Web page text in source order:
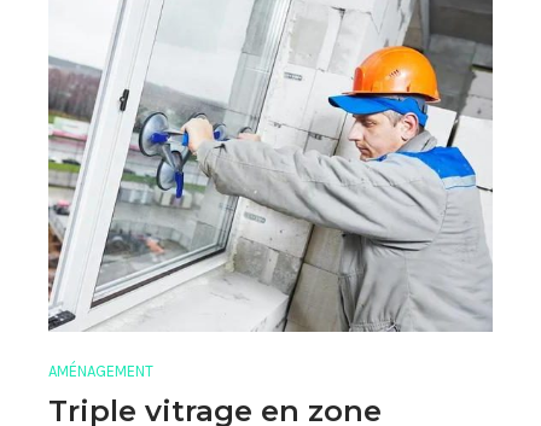
AMÉNAGEMENT
Triple vitrage en zone